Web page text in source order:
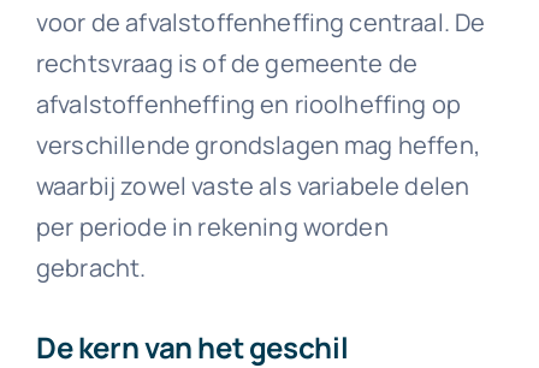
voor de afvalstoffenheffing centraal. De
rechtsvraag is of de gemeente de
afvalstoffenheffing en rioolheffing op
verschillende grondslagen mag heffen,
waarbij zowel vaste als variabele delen
per periode in rekening worden
gebracht.
De kern van het geschil